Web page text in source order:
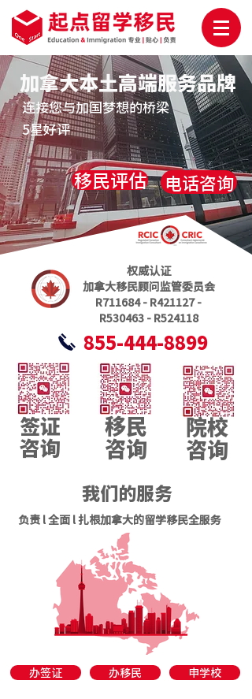
加拿大本土高端服务品牌
连接您与加国梦想的桥梁
5星好评
移民评估 电话咨询
签证
咨询
权威认证
加拿大移民顾问监管委员会
R711684 - R421127 -
R530463 - R524118
855-444-8899
移民
咨询
院校
咨询
我们的服务
负责 l 全面 l 扎根加拿大的留学移民全服务
办签证 办移民 申学校